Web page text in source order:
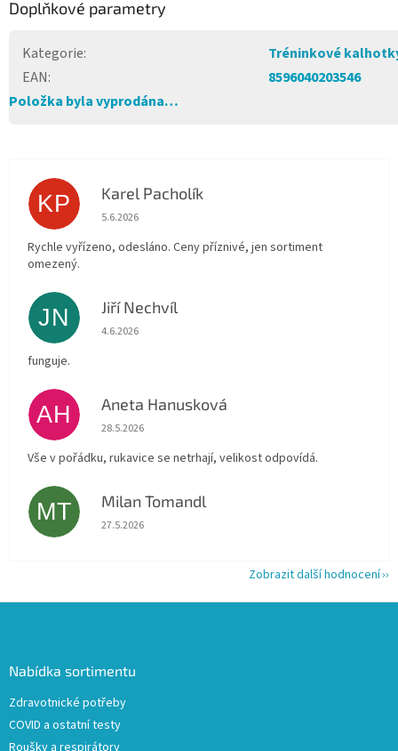
Doplňkové parametry
Kategorie:
Tréninkové
EAN:
8596040203546
Položka byla vyprodána…
KP Karel Pacholík
Hodnocení obchodu je 4 z 5 hvězdiček.
5.6.2026
Rychle vyřízeno, odesláno. Ceny příznivé, jen sortiment
omezený.
JN Jiří Nechvíl
Hodnocení obchodu je 5 z 5 hvězdiček.
4.6.2026
funguje.
AH Aneta Hanusková
Hodnocení obchodu je 5 z 5 hvězdiček.
28.5.2026
Vše v pořádku, rukavice se netrhají, velikost odpovídá.
MT Milan Tomandl
Hodnocení obchodu je 5 z 5 hvězdiček.
27.5.2026
Zobrazit další hodnocení
Nabídka sortimentu
Zdravotnické potřeby
COVID a ostatní testy